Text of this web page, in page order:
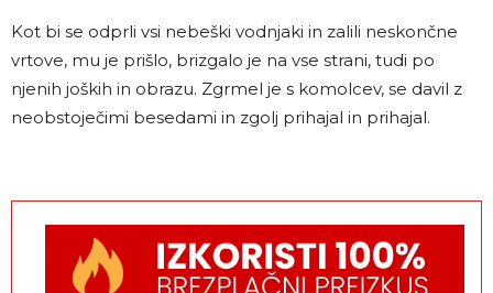
Kot bi se odprli vsi nebeški vodnjaki in zalili neskončne
vrtove, mu je prišlo, brizgalo je na vse strani, tudi po
njenih joških in obrazu. Zgrmel je s komolcev, se davil z
neobstoječimi besedami in zgolj prihajal in prihajal.